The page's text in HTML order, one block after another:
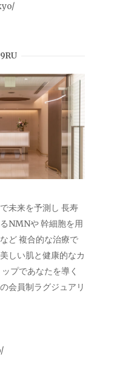
9RU
未来を予測し 長寿
NMNや 幹細胞を用
ど 複合的な治療で
しい肌と健康的なカ
プであなたを導く
会員制ラグジュアリ